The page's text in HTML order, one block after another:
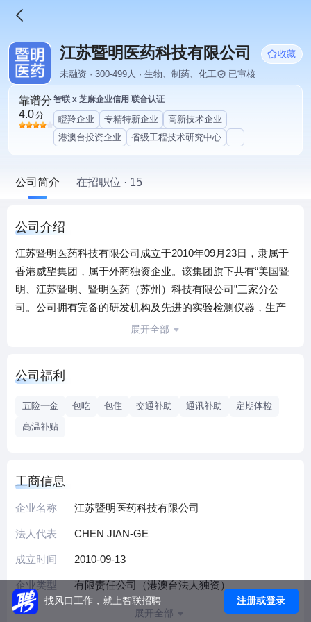
江苏暨明医药科技有限公司
收藏
未融资 · 300-499人 · 生物、制药、化工
已审核
靠谱分
4.0分
智联 x 芝麻企业信用 联合认证
瞪羚企业 专精特新企业
高新技术企业
港澳台投资企业
省级工程技术研究中心 ...
公司简介 在招职位 · 15
公司介绍
江苏暨明医药科技有限公司成立于2010年09月23日，隶属于
香港威望集团，属于外商独资企业。该集团旗下共有“美国暨
明、江苏暨明、暨明医药（苏州）科技有限公司”三家分公
司。公司拥有完备的研发机构及先进的实验检测仪器，生产
科研队伍以博士、硕士等一批高素质的海归人才为骨干组
从事新型医药中间体、原料药和制剂的研发、生产及销售工
逐渐提升的产品数量及质量赢得了广大客户的信任和源源不
亿，工厂总面积占地160亩，整体分两期筹建完成。厂区分别
设置了大生产车间、中试车间、洁净区车间、高活车间、
室，完善的环保处理系统、员工安全及职业健康防护措施
等。另外为生产提供物料支持的物资系统，完备的财务、人
资行政运转模块等等， 2014年突破销售1.2亿元。
公司晋升体系：我司为生产系统员工提供纵向岗位晋升（副
班长、班长，车间主任助理、车间副主任、车间主任等），
展开全部
公司福利
五险一金 包吃 包住 交通补助 通讯补助
定期体检
高温补贴
工商信息
企业名称 江苏暨明医药科技有限公司
法人代表 CHEN JIAN-GE
成立时间 2010-09-13
企业类型 有限责任公司（港澳台法人独资）
展开全部
找风口工作，就上智联招聘 注册或登录